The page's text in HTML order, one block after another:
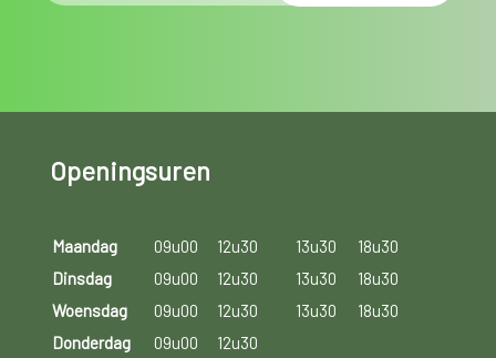
Openingsuren
Maandag 09u00 12u30 13u30
18u30
Dinsdag
09u00 12u30 13u30
18u30
Woensdag
09u00 12u30 13u30
18u30
Donderdag
09u00
12u30